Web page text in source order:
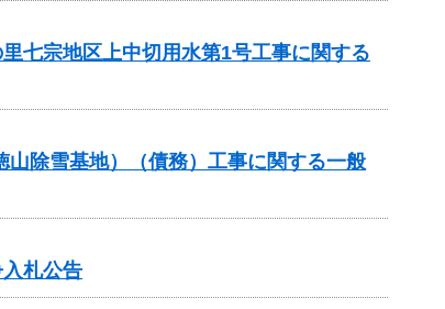
七宗地区上中切用水第1号工事に関する
除雪基地）（債務）工事に関する一般
札公告